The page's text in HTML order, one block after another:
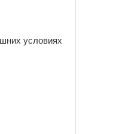
условиях